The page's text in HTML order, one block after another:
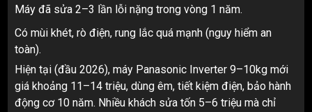
Máy đã sửa 2–3 lần lỗi nặng trong vòng 1 năm.
Có mùi khét, rò điện, rung lắc quá mạnh (nguy hiểm an
toàn).
Hiện tại (đầu 2026), máy Panasonic Inverter 9–10kg mới
giá khoảng 11–14 triệu, dùng êm, tiết kiệm điện, bảo hành
động cơ 10 năm. Nhiều khách sửa tốn 5–6 triệu mà chỉ